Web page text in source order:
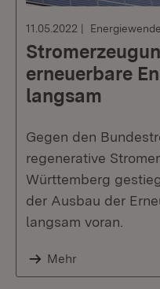
11.05.2022 Energiewende
erneuerbare
langsam
Gegen den
regenerative
Württemberg
der Ausbau der
langsam voran.
Mehr